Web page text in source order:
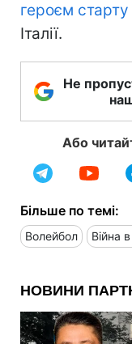
героєм
Італії.
Не
Або
Більше по темі:
Волейбол Війна